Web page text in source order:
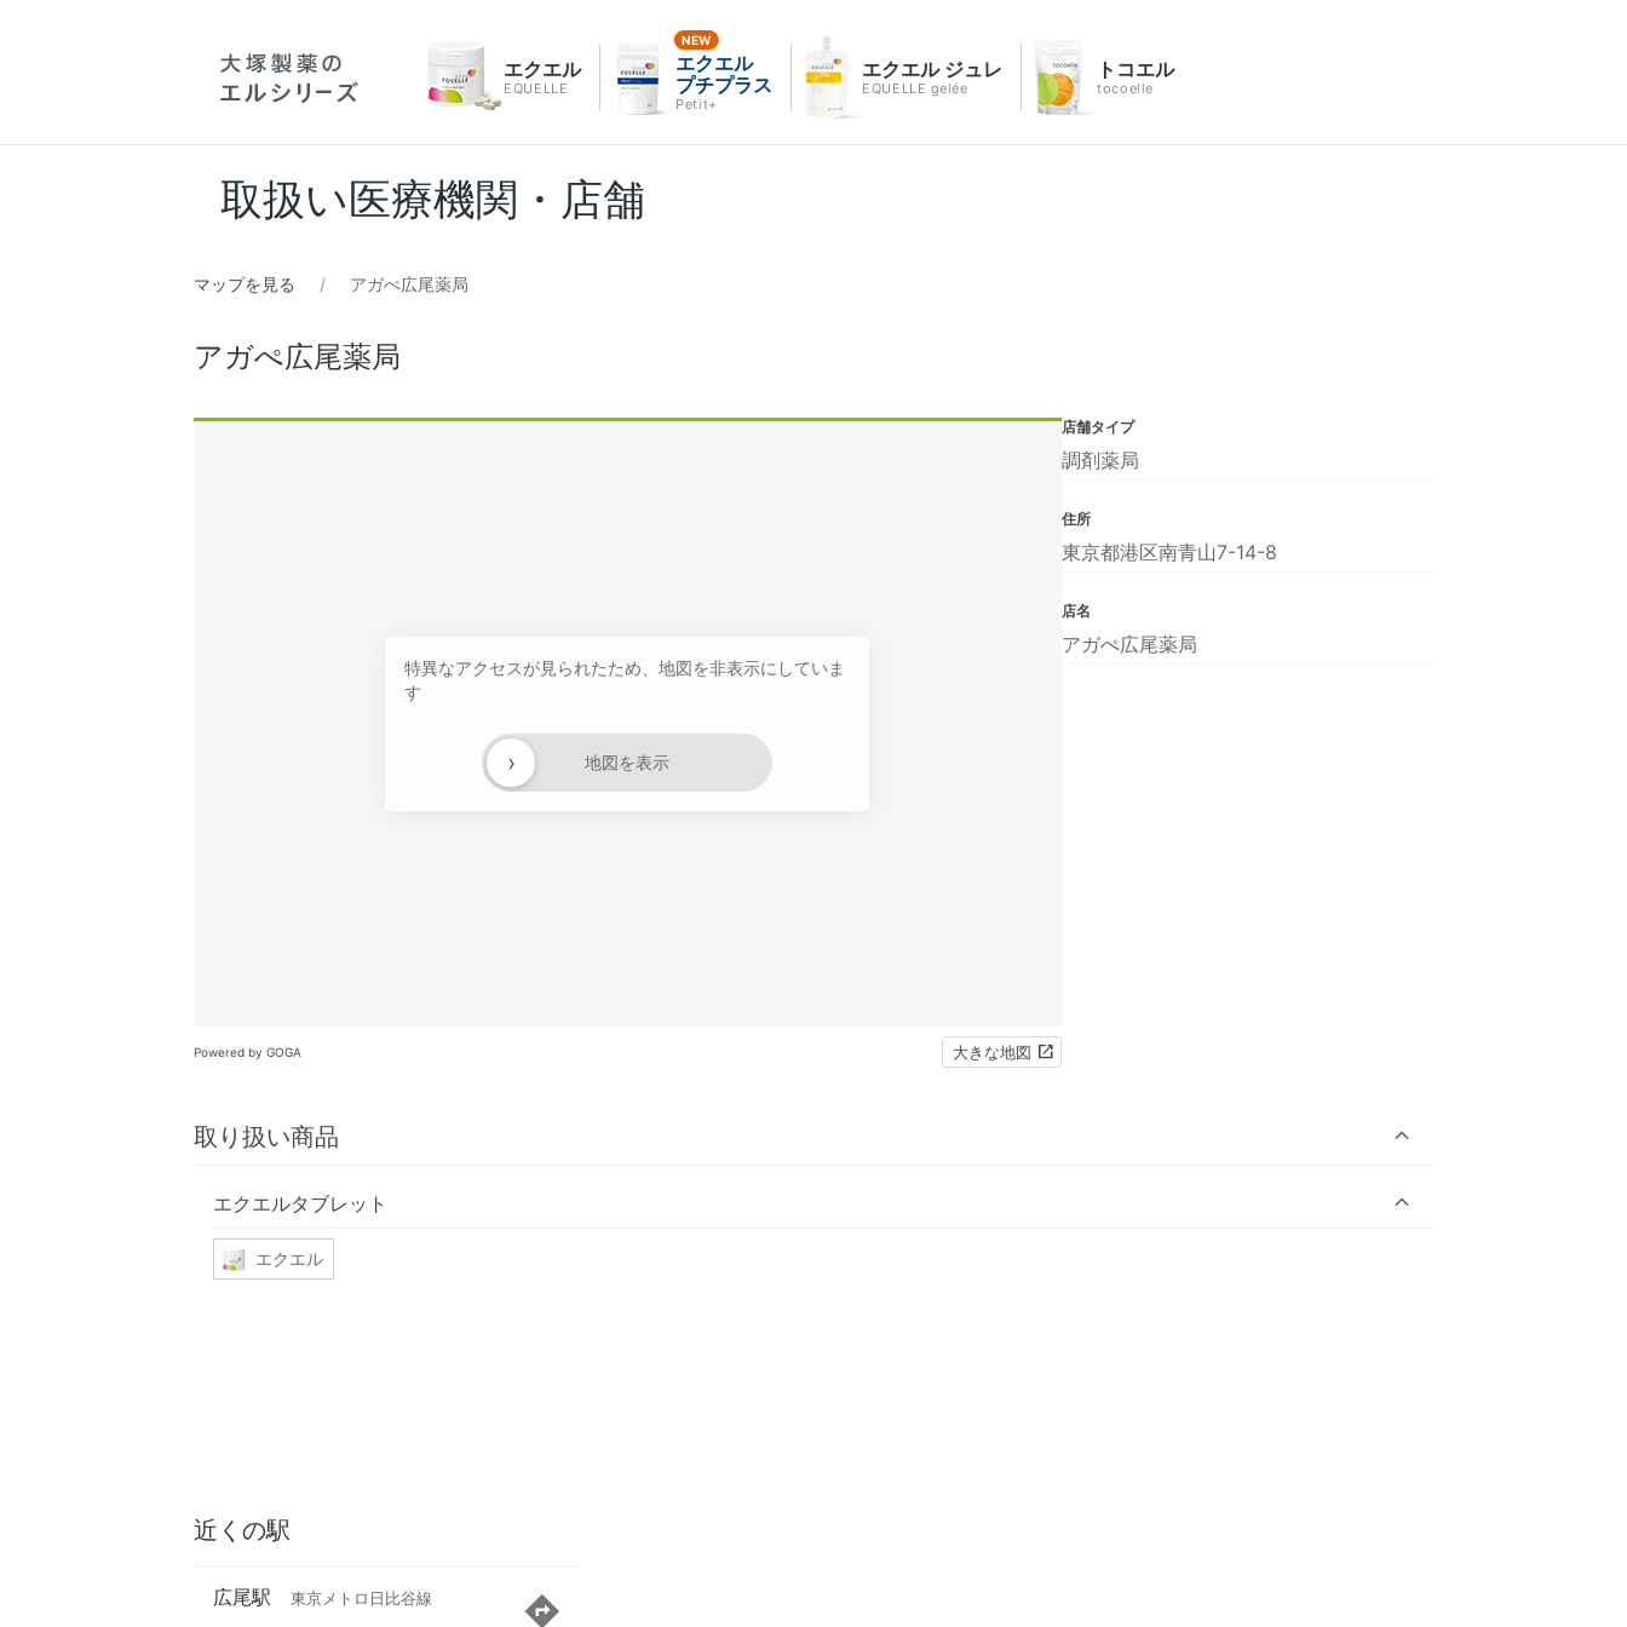
エクエル
EQUELLE
エクエル
プチプラス
Petit+
エクエル ジュレ
EQUELLE gelée
トコエル
tocoelle
取扱い医療機関・店舗
マップを見る アガぺ広尾薬局
アガぺ広尾薬局
特異なアクセスが見られたため、地図を非表示にしていま
す
地図を表示
›
Powered by GOGA 大きな地図
取り扱い商品
エクエルタブレット
エクエル
店舗タイプ
調剤薬局
住所
東京都港区南青山7-14-8
店名
アガぺ広尾薬局
近くの駅
広尾駅 東京メトロ日比谷線